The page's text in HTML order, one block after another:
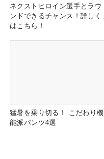
ネクストヒロイン選手とラウ
ンドできるチャンス！詳しく
はこちら！
猛暑を乗り切る！ こだわり機
能派パンツ4選